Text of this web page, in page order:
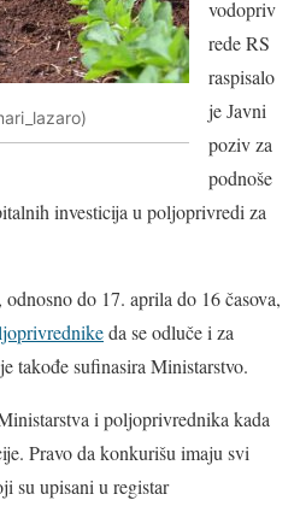
vodopriv
rede RS
raspisalo
je Јavni
poziv za
podnoše
investicija u poljoprivredi za
do 17. aprila do 16 časova,
da se odluče i za
takođe sufinasira Ministarstvo.
i poljoprivrednika kada
Pravo da konkurišu imaju svi
su upisani u registar